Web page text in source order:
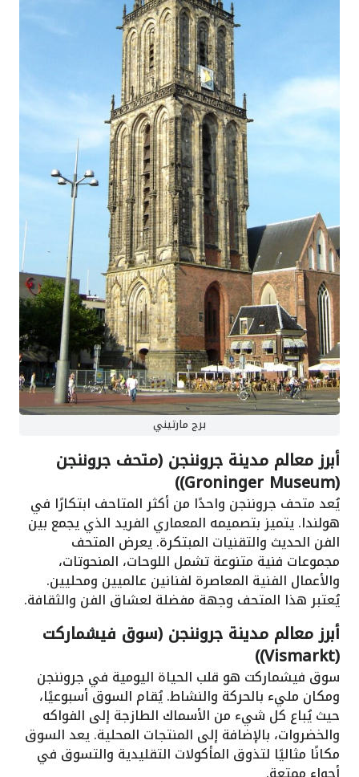
برج مارتيني
أبرز معالم مدينة جروننجن (متحف جروننجن
(Groninger Museum))
يُعد متحف جروننجن واحدًا من أكثر المتاحف ابتكارًا في
هولندا. يتميز بتصميمه المعماري الفريد الذي يجمع بين
الفن الحديث والتقنيات المبتكرة. يعرض المتحف
مجموعات فنية متنوعة تشمل اللوحات، المنحوتات،
والأعمال الفنية المعاصرة لفنانين عالميين ومحليين.
يُعتبر هذا المتحف وجهة مفضلة لعشاق الفن والثقافة.
أبرز معالم مدينة جروننجن (سوق فيشماركت
(Vismarkt))
سوق فيشماركت هو قلب الحياة اليومية في جروننجن
ومكان مليء بالحركة والنشاط. يُقام السوق أسبوعيًا،
حيث يُباع كل شيء من الأسماك الطازجة إلى الفواكه
والخضروات، بالإضافة إلى المنتجات المحلية. يعد السوق
مكانًا مثاليًا لتذوق المأكولات التقليدية والتسوق في